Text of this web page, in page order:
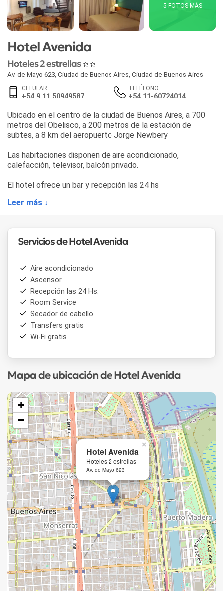
5 FOTOS MÁS
Hotel Avenida
Hoteles 2 estrellas
Av. de Mayo 623 Ciudad de Buenos Aires Ciudad de Buenos Aires
CELULAR
+54 9 11 50949587
TELÉFONO
+54 11-60724014
Ubicado en el centro de la ciudad de Buenos Aires, a 700
metros del Obelisco, a 200 metros de la estación de
subtes, a 8 km del aeropuerto Jorge Newbery
Las habitaciones disponen de aire acondicionado,
calefacción, televisor, balcón privado.
El hotel ofrece un bar y recepción las 24 hs
Leer más ↓
Servicios de Hotel Avenida
Aire acondicionado
Ascensor
Recepción las 24 Hs.
Room Service
Secador de cabello
Transfers gratis
Wi-Fi gratis
Mapa de ubicación de Hotel Avenida
Hotel Avenida
Hoteles 2 estrellas
Av. de Mayo 623
×
+
−